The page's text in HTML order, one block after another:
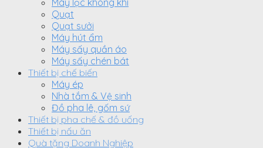
Quạt
Quạt sưởi
Máy hút ẩm
Máy sấy quần áo
Máy sấy chén bát
Thiết bị chế biến
Máy ép
Nhà tắm & Vệ sinh
Đồ pha lê, gốm sứ
Thiết bị pha chế & đồ uống
Thiết bị nấu ăn
Quà tặng Doanh Nghiệp